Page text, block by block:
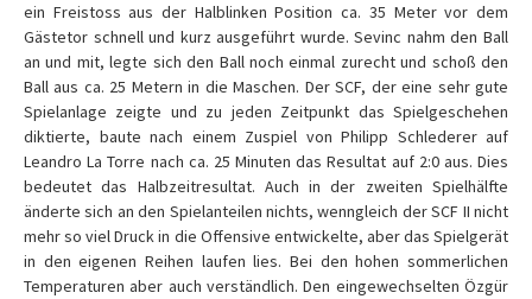
ein Freistoss aus der Halblinken Position ca. 35 Meter vor dem
Gästetor schnell und kurz ausgeführt wurde. Sevinc nahm den Ball
an und mit, legte sich den Ball noch einmal zurecht und schoß den
Ball aus ca. 25 Metern in die Maschen. Der SCF, der eine sehr gute
Spielanlage zeigte und zu jeden Zeitpunkt das Spielgeschehen
diktierte, baute nach einem Zuspiel von Philipp Schlederer auf
Leandro La Torre nach ca. 25 Minuten das Resultat auf 2:0 aus. Dies
bedeutet das Halbzeitresultat. Auch in der zweiten Spielhälfte
änderte sich an den Spielanteilen nichts, wenngleich der SCF II nicht
mehr so viel Druck in die Offensive entwickelte, aber das Spielgerät
in den eigenen Reihen laufen lies. Bei den hohen sommerlichen
Temperaturen aber auch verständlich. Den eingewechselten Özgür